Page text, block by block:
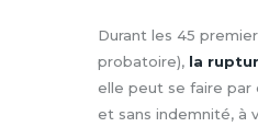
Durant les 45
probatoire), la
elle peut se faire par
et sans indemnité, à